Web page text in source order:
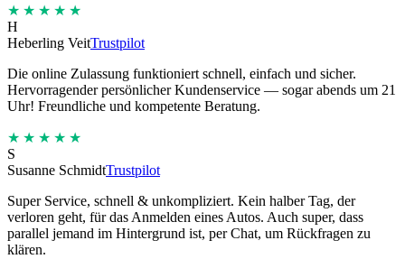
★★★★★
H
Heberling VeitTrustpilot
Die online Zulassung funktioniert schnell, einfach und sicher.
Hervorragender persönlicher Kundenservice — sogar abends um 21
Uhr! Freundliche und kompetente Beratung.
★★★★★
S
Susanne SchmidtTrustpilot
Super Service, schnell & unkompliziert. Kein halber Tag, der
verloren geht, für das Anmelden eines Autos. Auch super, dass
parallel jemand im Hintergrund ist, per Chat, um Rückfragen zu
klären.